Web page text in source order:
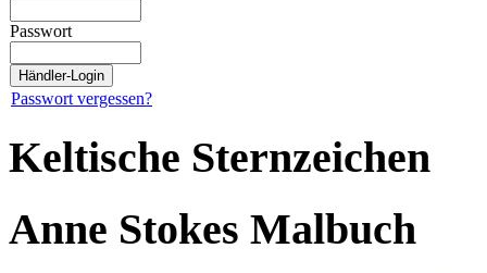
Passwort
Passwort vergessen?
Keltische Sternzeichen
Anne Stokes Malbuch